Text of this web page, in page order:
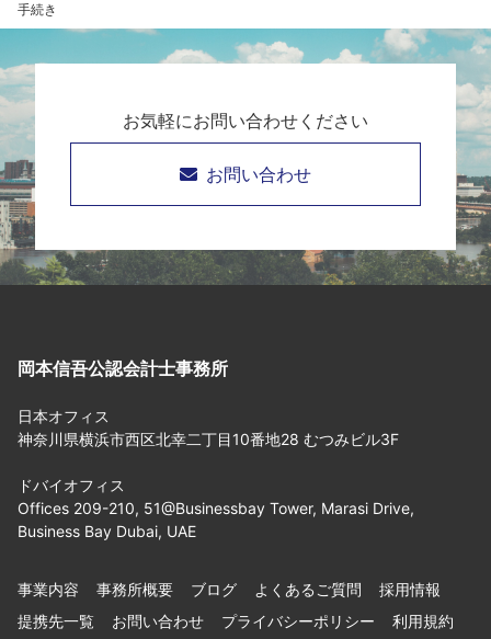
手続き
お気軽にお問い合わせください
お問い合わせ
岡本信吾公認会計士事務所
日本オフィス
神奈川県横浜市西区北幸二丁目10番地28 むつみビル3F
ドバイオフィス
Offices 209-210, 51@Businessbay Tower, Marasi Drive,
Business Bay Dubai, UAE
事業内容 事務所概要 ブログ よくあるご質問
採用情報
提携先一覧
お問い合わせ プライバシーポリシー 利用規約